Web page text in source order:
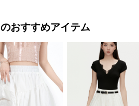
のおすすめアイテム